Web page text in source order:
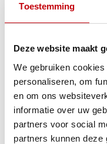
Toestemming
Deze website maakt
We gebruiken
personaliseren, om
en om ons
informatie over uw
partners voor social
partners kunnen deze
Specificaties
Gerelateerde